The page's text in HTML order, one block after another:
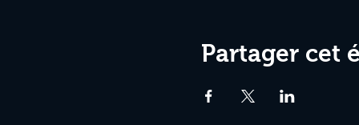
Partager cet